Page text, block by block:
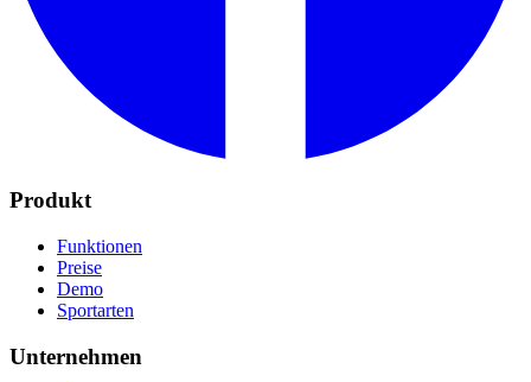
Produkt
Funktionen
Preise
Demo
Sportarten
Unternehmen